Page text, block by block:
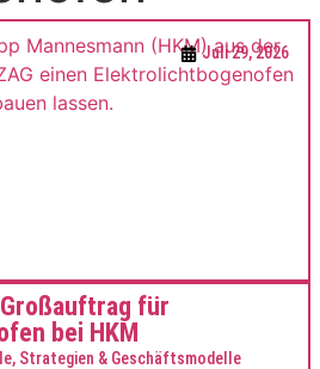
Juli 29, 2026
für
bei HKM
, Strategien & Geschäftsmodelle